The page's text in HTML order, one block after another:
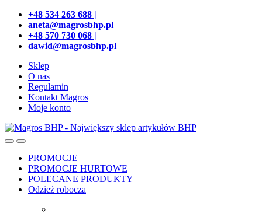
Przejdź
nawigacji
Przeskocz
treści
+48 534 263 688 |
aneta@magrosbhp.pl
+48 570 730 068 |
dawid@magrosbhp.pl
Sklep
O nas
Regulamin
Kontakt Magros
Moje konto
PROMOCJE
PROMOCJE HURTOWE
POLECANE PRODUKTY
Odzież robocza